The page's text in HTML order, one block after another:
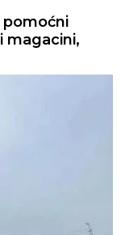
pomoćni
magacini,